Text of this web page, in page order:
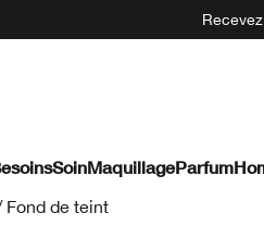
SoinMaquillageParfum
Fond de teint